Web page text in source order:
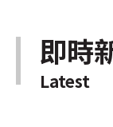
即時
Latest